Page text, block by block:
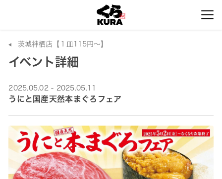
茨城神栖店【１皿115円～】
イベント詳細
2025.05.02 - 2025.05.11
うにと国産天然本まぐろフェア